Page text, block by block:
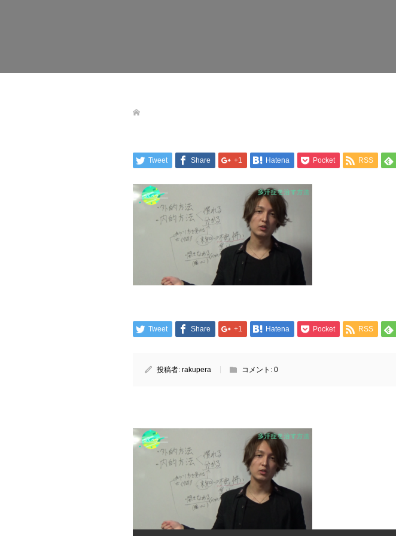
Tweet Share +1 Hatena Pocket RSS
Tweet Share +1 Hatena Pocket RSS
投稿者: rakupera コメント: 0